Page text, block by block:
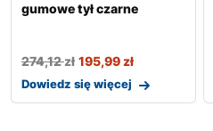
gumowe tył czarne
274,12zł 195,99zł
Dowiedz się więcej